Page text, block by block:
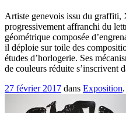
Artiste genevois issu du graffiti,
progressivement affranchi du
géométrique composée
il déploie sur toile des
études d’horlogerie. Ses
de couleurs réduite s’inscrivent
27 février 2017 dans Exposition.